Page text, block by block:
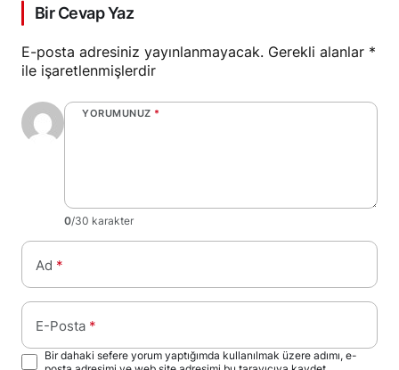
Bir Cevap Yaz
E-posta adresiniz yayınlanmayacak. Gerekli alanlar *
ile işaretlenmişlerdir
YORUMUNUZ *
0/30 karakter
Ad *
E-Posta *
Bir dahaki sefere yorum yaptığımda kullanılmak üzere adımı, e-